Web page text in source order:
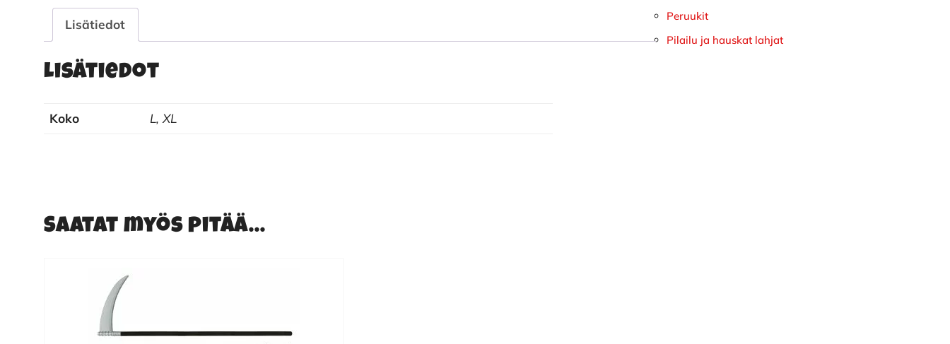
Lisätiedot
Lisätiedot
Koko L, XL
Saatat myös pitää...
Peruukit
Pilailu ja hauskat lahjat